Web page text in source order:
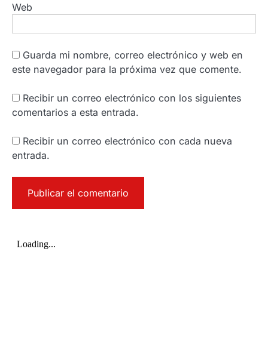
Web
Guarda mi nombre, correo electrónico y web en
este navegador para la próxima vez que comente.
Recibir un correo electrónico con los siguientes
comentarios a esta entrada.
Recibir un correo electrónico con cada nueva
entrada.